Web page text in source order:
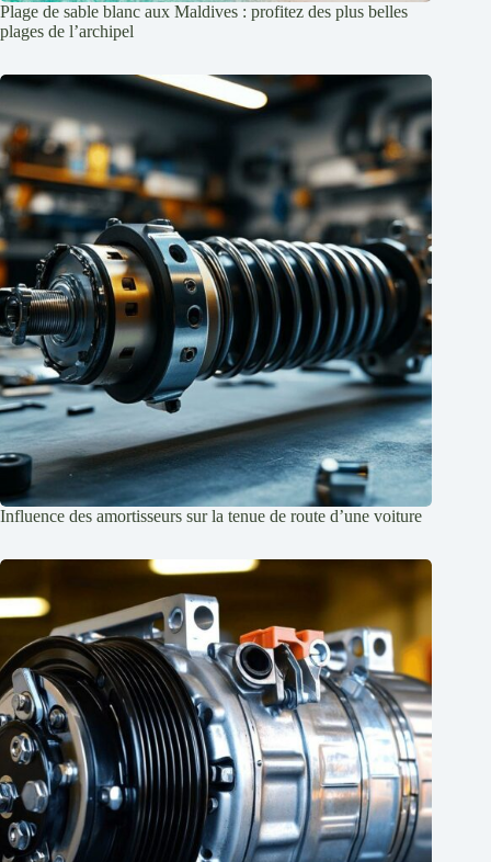
Plage de sable blanc aux Maldives : profitez des plus belles
plages de l’archipel
Influence des amortisseurs sur la tenue de route d’une voiture